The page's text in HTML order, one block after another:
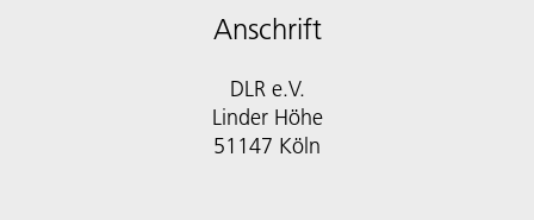
Anschrift
DLR e.V.
Linder Höhe
51147 Köln